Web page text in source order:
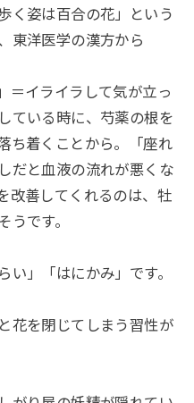
く姿は百合の花」という
東洋医学の漢方から
＝イライラして気が立っ
ている時に、芍薬の根を
ち着くことから。「座れ
だと血液の流れが悪くな
改善してくれるのは、牡
うです。
い」「はにかみ」です。
花を閉じてしまう習性が